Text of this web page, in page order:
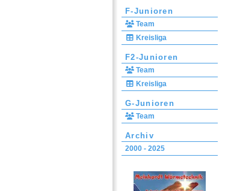
F-Junioren
Team
Kreisliga
F2-Junioren
Team
Kreisliga
G-Junioren
Team
Archiv
2000 - 2025